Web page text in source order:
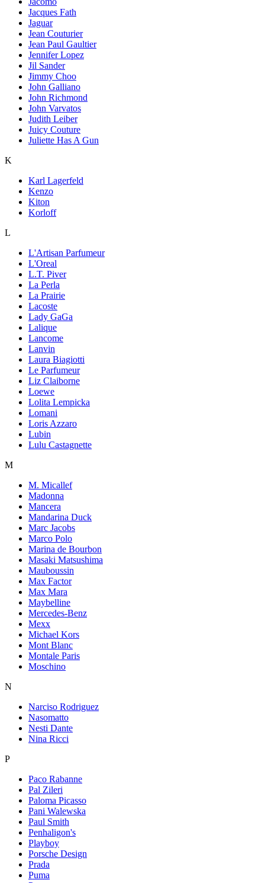
Jacques Fath
Jaguar
Jean Couturier
Jean Paul Gaultier
Jennifer Lopez
Jil Sander
Jimmy Choo
John Galliano
John Richmond
John Varvatos
Judith Leiber
Juicy Couture
Juliette Has A Gun
K
Karl Lagerfeld
Kenzo
Kiton
Korloff
L
L'Artisan Parfumeur
L'Oreal
L.T. Piver
La Perla
La Prairie
Lacoste
Lady GaGa
Lalique
Lancome
Lanvin
Laura Biagiotti
Le Parfumeur
Liz Claiborne
Loewe
Lolita Lempicka
Lomani
Loris Azzaro
Lubin
Lulu Castagnette
M
M. Micallef
Madonna
Mancera
Mandarina Duck
Marc Jacobs
Marco Polo
Marina de Bourbon
Masaki Matsushima
Mauboussin
Max Factor
Max Mara
Maybelline
Mercedes-Benz
Mexx
Michael Kors
Mont Blanc
Montale Paris
Moschino
N
Narciso Rodriguez
Nasomatto
Nesti Dante
Nina Ricci
P
Paco Rabanne
Pal Zileri
Paloma Picasso
Pani Walewska
Paul Smith
Penhaligon's
Playboy
Porsche Design
Prada
Puma